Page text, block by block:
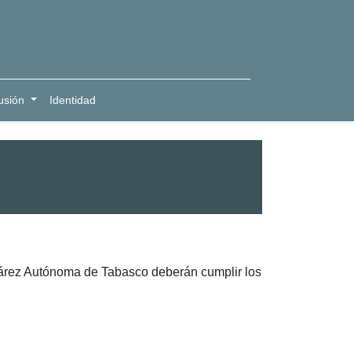
Identidad
Autónoma de Tabasco deberán cumplir los